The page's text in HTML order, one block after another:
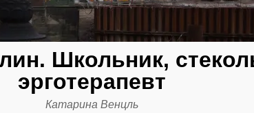
Школьник,
эрготерапевт
Катарина Венцль